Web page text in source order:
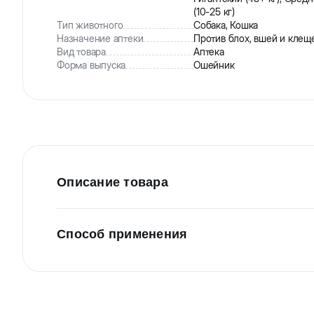
(10-25 кг)
Тип животного
Собака, Кошка
Назначение аптеки
Против блох, вшей и
Вид товара
Аптека
Форма выпуска
Ошейник
Описание товара
Veda Аванпост Bio репеллентный ошейник для
Отпугивает клещей, блох, вшей, власоедов и
Способ применения